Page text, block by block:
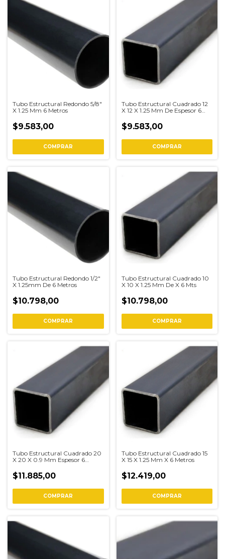
Tubo Estructural Redondo 5/8"
X 1.25 Mm 6 Metros
$9.583,00
COMPRAR
Tubo Estructural Cuadrado 12
X 12 X 1.25 Mm De Espesor 6
$9.583,00
COMPRAR
Tubo Estructural Redondo 1/2"
X 1.25mm De 6 Metros
$10.798,00
COMPRAR
Tubo Estructural Cuadrado 10
X 10 X 1.25 Mm De X 6 Mts
$10.798,00
COMPRAR
Tubo Estructural Cuadrado 20
X 20 X 0.9 Mm Espesor 6
$11.885,00
COMPRAR
Tubo Estructural Cuadrado 15
X 15 X 1.25 Mm X 6 Metros
$12.419,00
COMPRAR